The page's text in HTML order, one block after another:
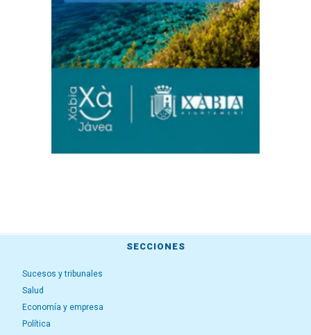
SECCIONES
Sucesos y tribunales
Salud
Economía y empresa
Política